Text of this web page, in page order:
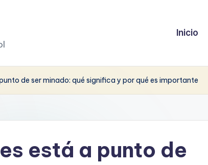
Inicio
de ser minado: qué significa y por qué es importante
está a punto de